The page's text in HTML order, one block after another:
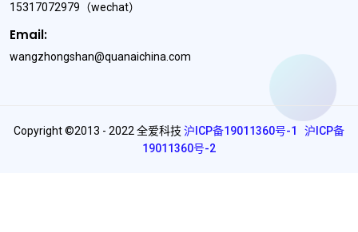
15317072979 （wechat）
Email:
wangzhongshan@quanaichina.com
Copyright ©2013 - 2022 全爱科技 沪ICP备19011360号-1
沪ICP备
19011360号-2